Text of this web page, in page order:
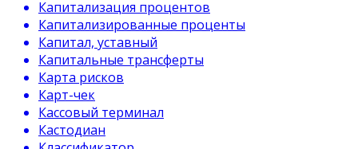
Капитализация процентов
Капитализированные проценты
Капитал, уставный
Капитальные трансферты
Карта рисков
Карт-чек
Кассовый терминал
Кастодиан